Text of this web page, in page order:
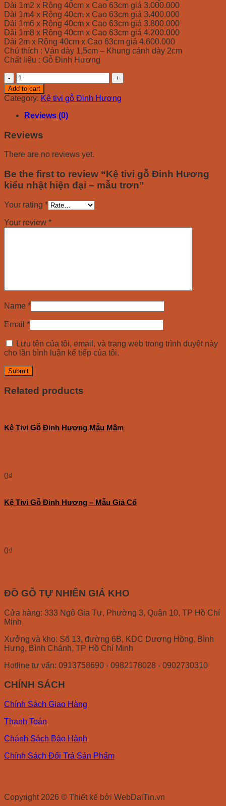
Dài 1m2 x Rộng 40cm x Cao 63cm giá 3.000.000
Dài 1m4 x Rộng 40cm x Cao 63cm giá 3.400.000
Dài 1m6 x Rộng 40cm x Cao 63cm giá 3.800.000
Dài 1m8 x Rộng 40cm x Cao 63cm giá 4.200.000
Dài 2m x Rộng 40cm x Cao 63cm giá 4.600.000
Chú thích : Ván dày 1,5cm – Khung cánh dày 2cm
Chất liệu : Gỗ Đinh Hương
Kệ
tivi
gỗ
Đinh
Hương
kiểu
nhật
hiện
-
trơn
quantity
Add to cart
Category: Kệ tivi gỗ Đinh Hương
Reviews (0)
Reviews
There are no reviews yet.
Be the first to review “Kệ tivi gỗ Đinh Hương
kiểu nhật hiện đại – mẫu trơn”
Your rating *
Your review *
Name *
Email *
Lưu tên của tôi, email, và trang web trong trình duyệt này
cho lần bình luận kế tiếp của tôi.
Related products
Kệ Tivi Gỗ Đinh Hương Mẫu Mâm
0₫
Kệ Tivi Gỗ Đinh Hương – Mẫu Giả Cổ
0₫
ĐỒ GỖ TỰ NHIÊN GIÁ KHO
Cửa hàng: 333 Ngô Gia Tự, Phường 3, Quận 10, TP Hồ Chí
Minh
Xưởng và kho: Số 13, đường 6B, KDC Dương Hồng, Bình
Hưng, Bình Chánh, TP Hồ Chí Minh
Hotline tư vấn: 0913758690 - 0982178028 - 0902730310
CHÍNH SÁCH
Chính Sách Giao Hàng
Thanh Toán
Chánh Sách Bảo Hành
Chính Sách Đổi Trả Sản Phẩm
Copyright 2026 © Thiết kế bởi WebDaiTin.vn